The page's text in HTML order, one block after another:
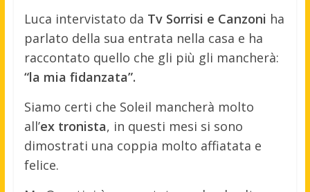
Luca intervistato da Tv Sorrisi e Canzoni ha
parlato della sua entrata nella casa e ha
raccontato quello che gli più gli mancherà:
“la mia fidanzata”.
Siamo certi che Soleil mancherà molto
all’ex tronista, in questi mesi si sono
dimostrati una coppia molto affiatata e
felice.